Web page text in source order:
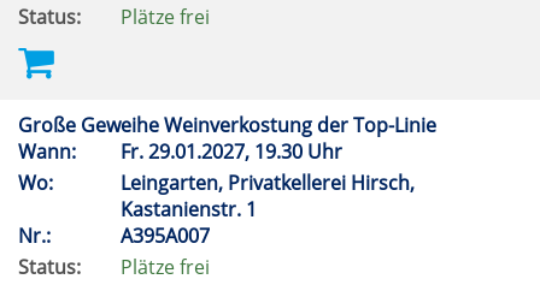
Status:
Plätze frei
Große Geweihe Weinverkostung der Top-Linie
Wann:
Fr.29.01.2027, 19.30 Uhr
Wo:
Leingarten, Privatkellerei Hirsch,
Kastanienstr. 1
Nr.:
A395A007
Status:
Plätze frei